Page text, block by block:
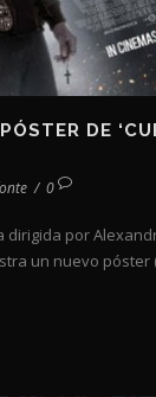
DE
/ 0
dirigida por
un nuevo